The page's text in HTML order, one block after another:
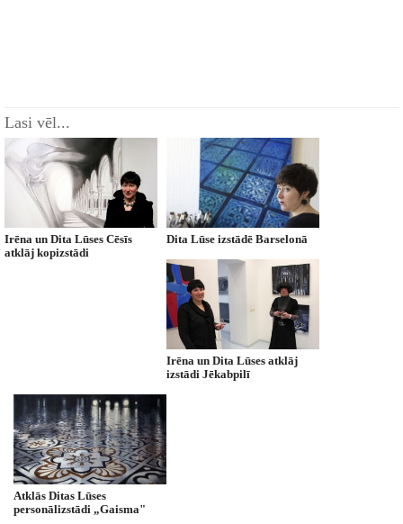
Lasi vēl...
Irēna un Dita Lūses Cēsīs
atklāj kopizstādi
Dita Lūse izstādē Barselonā
Irēna un Dita Lūses atklāj
izstādi Jēkabpilī
Atklās Ditas Lūses
personālizstādi „Gaisma"